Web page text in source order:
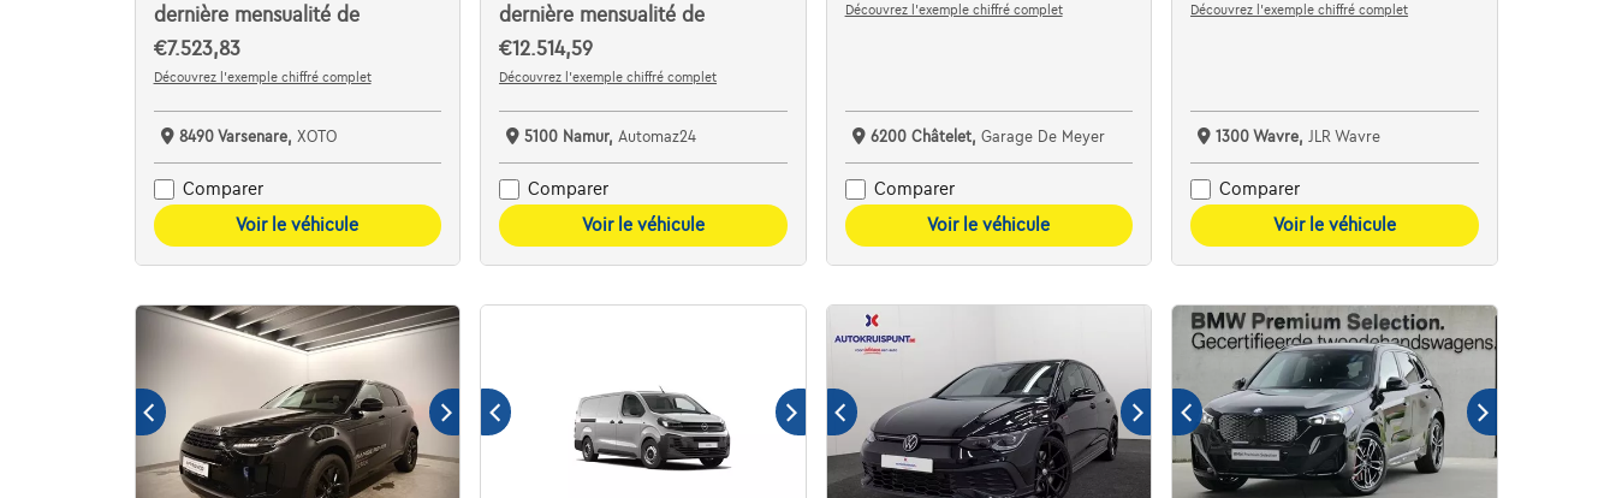
dernière mensualité de
€7.523,83
Découvrez l’exemple chiffré complet
8490 Varsenare, XOTO
Comparer
Voir le véhicule
dernière mensualité de
€12.514,59
Découvrez l’exemple chiffré complet
5100 Namur, Automaz24
Comparer
Voir le véhicule
Découvrez l’exemple chiffré complet
6200 Châtelet, Garage De Meyer
Comparer
Voir le véhicule
Découvrez l’exemple chiffré complet
1300 Wavre, JLR Wavre
Comparer
Voir le véhicule